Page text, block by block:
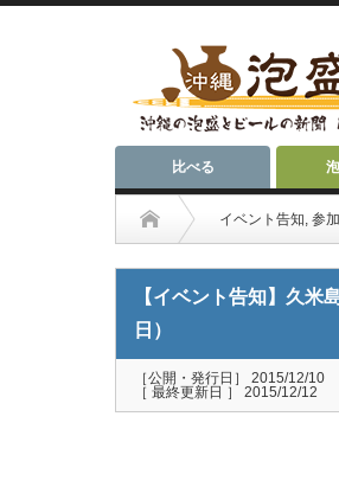
比べる
イベント告知, 参
【イベント告知】久米
日）
［公開・発行日］ 2015/12/10
［ 最終更新日 ］ 2015/12/12